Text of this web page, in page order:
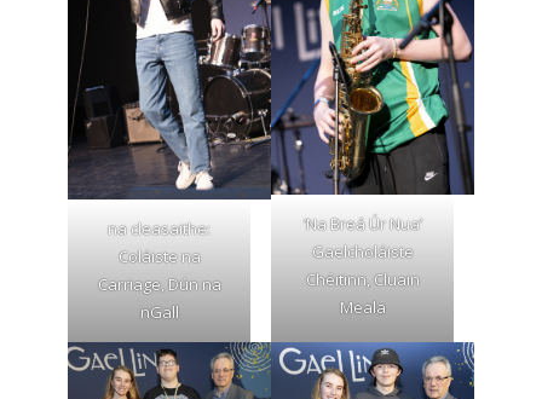
na cleasaithe:
Coláiste na
Carriage, Dún na
nGall
‘Na Breá Úr Nua’
Gaelcholáiste
Chéitinn, Cluain
Meala